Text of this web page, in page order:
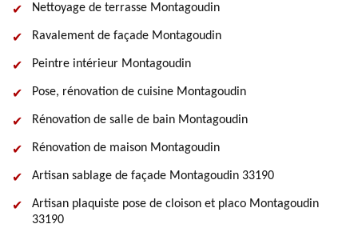
Nettoyage de terrasse Montagoudin
Ravalement de façade Montagoudin
Peintre intérieur Montagoudin
Pose, rénovation de cuisine Montagoudin
Rénovation de salle de bain Montagoudin
Rénovation de maison Montagoudin
Artisan sablage de façade Montagoudin 33190
Artisan plaquiste pose de cloison et placo Montagoudin
33190